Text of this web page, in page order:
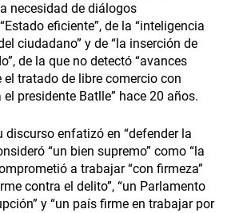
necesidad de diálogos
eficiente”, de la “inteligencia
ciudadano” y de “la inserción de
de la que no detectó “avances
el tratado de libre comercio con
presidente Batlle” hace 20 años.
discurso enfatizó en “defender la
“un bien supremo” como “la
a trabajar “con firmeza”
contra el delito”, “un Parlamento
y “un país firme en trabajar por